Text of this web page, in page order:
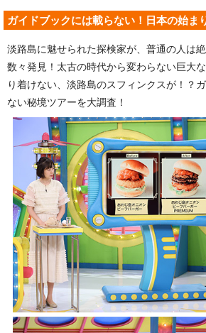
ガイドブックには載らない！日本の始ま
淡路島に魅せられた探検家が、普通の人は
数々発見！太古の時代から変わらない巨大
り着けない、淡路島のスフィンクスが！？
ない秘境ツアーを大調査！